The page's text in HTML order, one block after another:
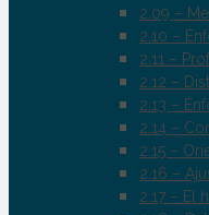
2.09 –
2.10 –
2.11 –
2.12 –
2.13 –
2.14 –
2.15 –
2.16 –
2.17 – El